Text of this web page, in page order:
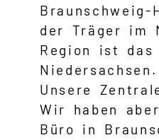
der Träger im
Region ist das
Niedersachsen .
Unsere
Wir haben
Büro in